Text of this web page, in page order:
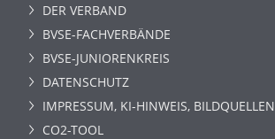
DER VERBAND
BVSE-FACHVERBÄNDE
BVSE-JUNIORENKREIS
DATENSCHUTZ
IMPRESSUM, KI-HINWEIS, BILDQUELLEN
CO2-TOOL